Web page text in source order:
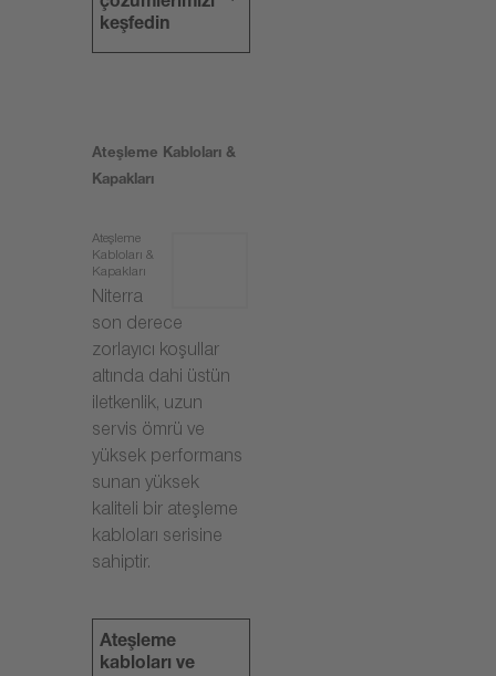
çözümlerimizi
keşfedin
Ateşleme Kabloları &
Kapakları
Ateşleme
Kabloları &
Kapakları
Niterra
son derece
zorlayıcı koşullar
altında dahi üstün
iletkenlik, uzun
servis ömrü ve
yüksek performans
sunan yüksek
kaliteli bir ateşleme
kabloları serisine
sahiptir.
Ateşleme
kabloları ve